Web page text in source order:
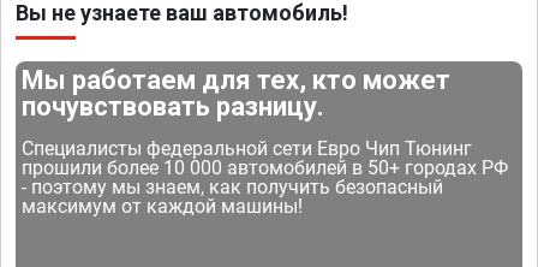
Вы не узнаете ваш автомобиль!
Мы работаем для тех, кто может
почувствовать разницу.
Специалисты федеральной сети Евро Чип Тюнинг
прошили более 10 000 автомобилей в 50+ городах РФ
- поэтому мы знаем, как получить безопасный
максимум от каждой машины!